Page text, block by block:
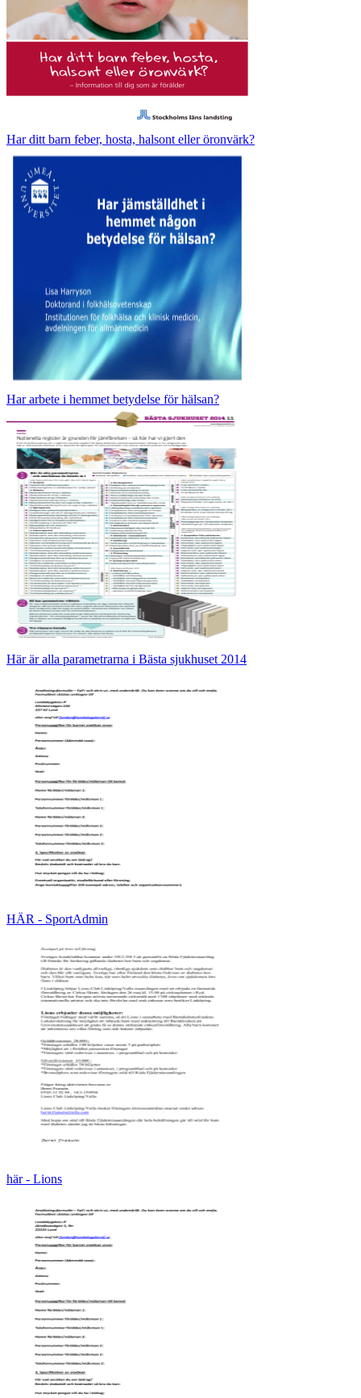
Har ditt barn feber, hosta, halsont eller öronvärk?
Har arbete i hemmet betydelse för hälsan?
Här är alla parametrarna i Bästa sjukhuset 2014
HÄR - SportAdmin
här - Lions